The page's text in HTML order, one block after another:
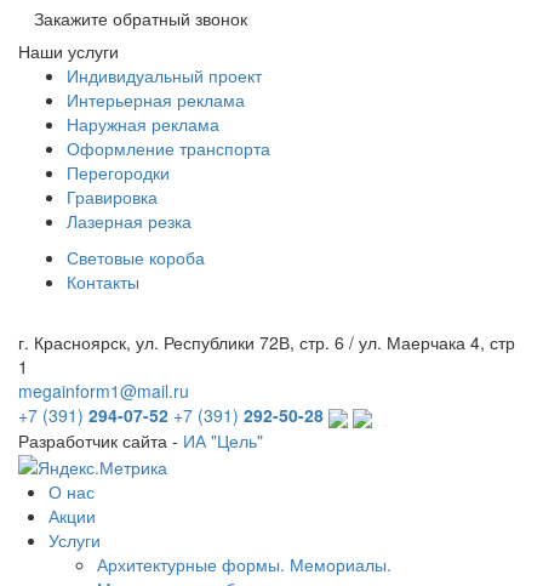
Закажите обратный звонок
Наши услуги
Индивидуальный проект
Интерьерная реклама
Наружная реклама
Оформление транспорта
Перегородки
Гравировка
Лазерная резка
Световые короба
Контакты
г. Красноярск, ул. Республики 72В, стр. 6 / ул. Маерчака 4, стр
1
megainform1@mail.ru
+7 (391) 294-07-52 +7 (391) 292-50-28
Разработчик сайта - ИА "Цель"
О нас
Акции
Услуги
Архитектурные формы. Мемориалы.